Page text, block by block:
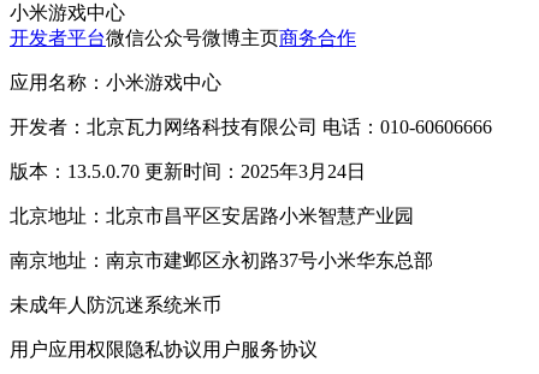
小米游戏中心
开发者平台微信公众号微博主页商务合作
应用名称：小米游戏中心
开发者：北京瓦力网络科技有限公司 电话：010-60606666
版本：13.5.0.70 更新时间：2025年3月24日
北京地址：北京市昌平区安居路小米智慧产业园
南京地址：南京市建邺区永初路37号小米华东总部
未成年人防沉迷系统米币
用户应用权限隐私协议用户服务协议